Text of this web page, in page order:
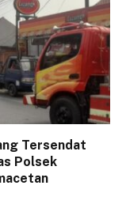
Tersendat
Polsek